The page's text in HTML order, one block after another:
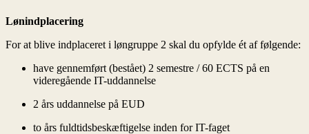
Lønindplacering
For at blive indplaceret i løngruppe 2 skal du opfylde ét af følgende:
have gennemført (bestået) 2 semestre / 60 ECTS på en
videregående IT-uddannelse
2 års uddannelse på EUD
to års fuldtidsbeskæftigelse inden for IT-faget